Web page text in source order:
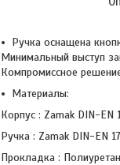
Ручка оснащена
Минимальный выступ
Компромиссное
Материалы:
Корпус : Zamak DIN-EN
Ручка : Zamak DIN-EN
Прокладка : Полиуретан